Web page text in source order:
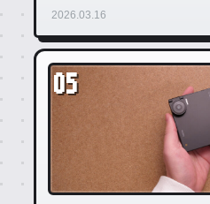
2026.03.16
05